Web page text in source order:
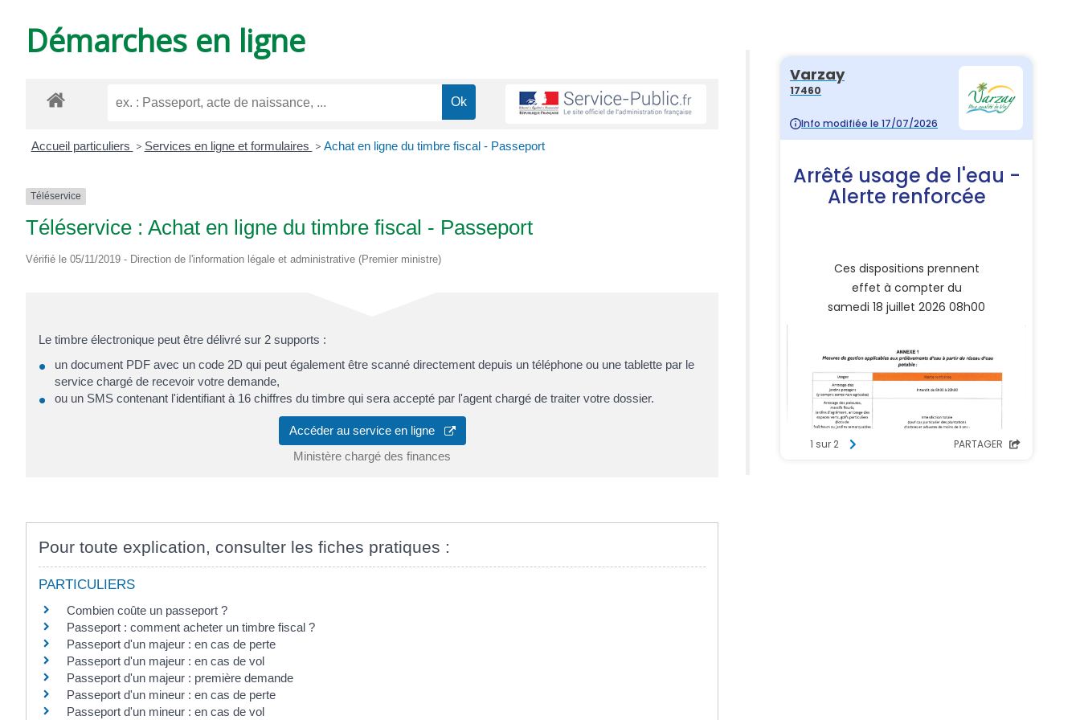
VARZAY
Démarches en ligne
Accueil particuliers > Services en ligne et formulaires > Achat en ligne du timbre fiscal - Passeport
Téléservice
Téléservice : Achat en ligne du timbre fiscal - Passeport
Vérifié le 05/11/2019 - Direction de l'information légale et administrative (Premier ministre)
Le timbre électronique peut être délivré sur 2 supports :
un document PDF avec un code 2D qui peut également être scanné directement depuis un téléphone ou une tablette par le
service chargé de recevoir votre demande,
ou un SMS contenant l'identifiant à 16 chiffres du timbre qui sera accepté par l'agent chargé de traiter votre dossier.
Accéder au service en ligne
Ministère chargé des finances
Pour toute explication, consulter les fiches pratiques :
PARTICULIERS
Combien coûte un passeport ?
Passeport : comment acheter un timbre fiscal ?
Passeport d'un majeur : en cas de perte
Passeport d'un majeur : en cas de vol
Passeport d'un majeur : première demande
Passeport d'un mineur : en cas de perte
Passeport d'un mineur : en cas de vol